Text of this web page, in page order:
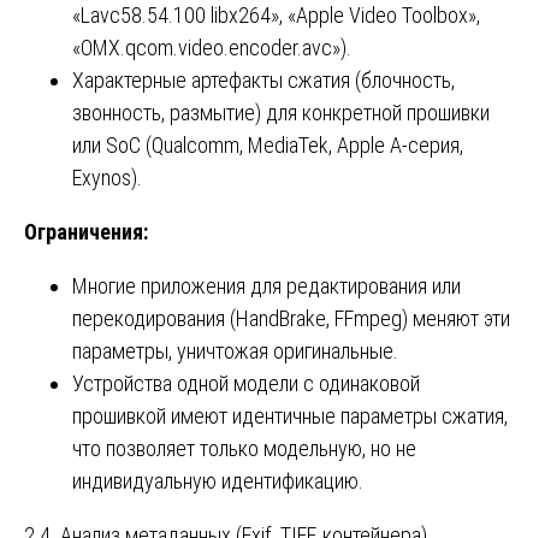
«Lavc58.54.100 libx264», «Apple Video Toolbox»,
«OMX.qcom.video.encoder.avc»).
Характерные артефакты сжатия (блочность,
звонность, размытие) для конкретной прошивки
или SoC (Qualcomm, MediaTek, Apple A-серия,
Exynos).
Ограничения:
Многие приложения для редактирования или
перекодирования (HandBrake, FFmpeg) меняют эти
параметры, уничтожая оригинальные.
Устройства одной модели с одинаковой
прошивкой имеют идентичные параметры сжатия,
что позволяет только модельную, но не
индивидуальную идентификацию.